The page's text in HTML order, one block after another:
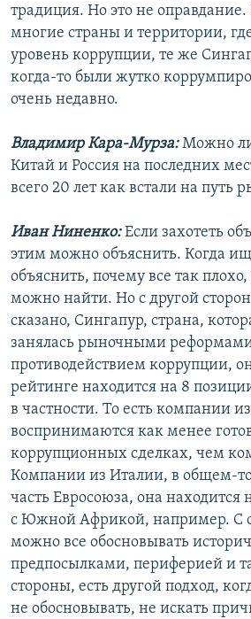
традиция. Но это не
многие страны и территории,
уровень коррупции, те же
когда-то были жутко
очень недавно.
Владимир Кара-Мурза:Можно ли
Китай и Россия на последних
всего 20 лет как встали на путь
Иван Ниненко:Если захотеть
этим можно объяснить. Когда
объяснить, почему все так
можно найти. Но с другой
сказано, Сингапур, страна,
занялась рыночными
противодействием коррупции,
рейтинге находится на 8
в частности. То есть компании
воспринимаются как менее
коррупционных сделках, чем
Компании из Италии, в общем-то
часть Евросоюза, она находится
с Южной Африкой, например. С
можно все обосновывать
предпосылками, периферией и
стороны, есть другой подход,
не обосновывать, не искать